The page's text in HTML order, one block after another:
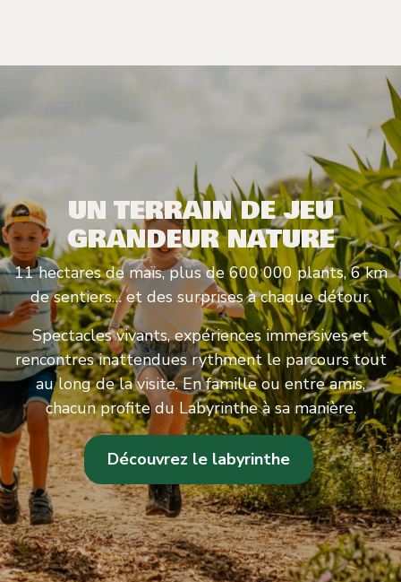
UN TERRAIN DE JEU
GRANDEUR NATURE
11 hectares de maïs, plus de 600 000 plants, 6 km
de sentiers… et des surprises à chaque détour.
Spectacles vivants, expériences immersives et
rencontres inattendues rythment le parcours tout
au long de la visite. En famille ou entre amis,
chacun profite du Labyrinthe à sa manière.
Découvrez le labyrinthe